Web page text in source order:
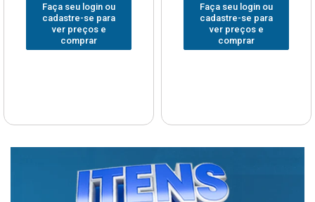
Faça seu login ou
cadastre-se para
ver preços e
comprar
Faça seu login ou
cadastre-se para
ver preços e
comprar